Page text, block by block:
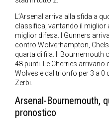
L’Arsenal arriva alla sfida a
classifica, vantando il miglior
miglior difesa. I Gunners
contro Wolverhampton,
quarta di fila. Il Bournemouth
48 punti. Le Cherries
Wolves e dal trionfo per 3 a 0
Zerbi.
Arsenal-Bournemouth,
pronostico